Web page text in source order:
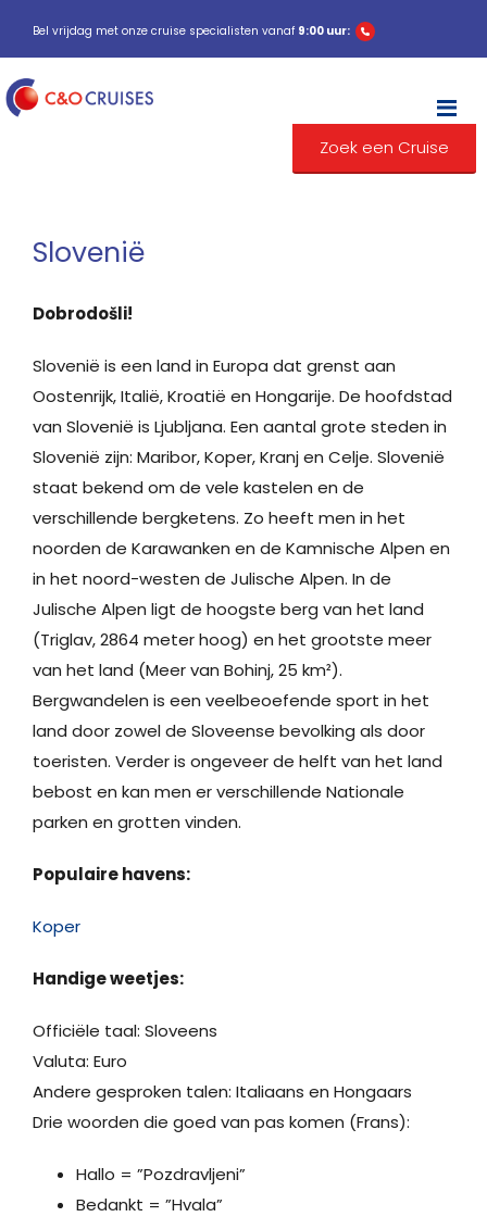
Bel vrijdag met onze cruise specialisten vanaf 9:00 uur:
Zoek een Cruise
Slovenië
Dobrodošli!
Slovenië is een land in Europa dat grenst aan
Oostenrijk, Italië, Kroatië en Hongarije. De hoofdstad
van Slovenië is Ljubljana. Een aantal grote steden in
Slovenië zijn: Maribor, Koper, Kranj en Celje. Slovenië
staat bekend om de vele kastelen en de
verschillende bergketens. Zo heeft men in het
noorden de Karawanken en de Kamnische Alpen en
in het noord-westen de Julische Alpen. In de
Julische Alpen ligt de hoogste berg van het land
(Triglav, 2864 meter hoog) en het grootste meer
van het land (Meer van Bohinj, 25 km²).
Bergwandelen is een veelbeoefende sport in het
land door zowel de Sloveense bevolking als door
toeristen. Verder is ongeveer de helft van het land
bebost en kan men er verschillende Nationale
parken en grotten vinden.
Populaire havens:
Koper
Handige weetjes:
Officiële taal: Sloveens
Valuta: Euro
Andere gesproken talen: Italiaans en Hongaars
Drie woorden die goed van pas komen (Frans):
Hallo = ”Pozdravljeni”
Bedankt = ”Hvala”